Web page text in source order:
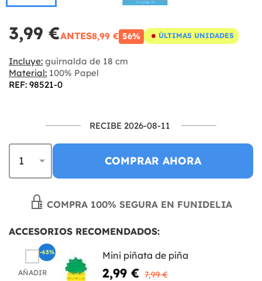
3,99 €ANTES8,99 € 56% ÚLTIMAS UNIDADES
Incluye: guirnalda de 18 cm
Material: 100% Papel
REF: 98521-0
RECIBE 2026-08-11
COMPRAR AHORA
COMPRA 100% SEGURA EN FUNIDELIA
ACCESORIOS RECOMENDADOS:
AÑADIR
Mini piñata de piña
2,99 € 7,99 €
-63%